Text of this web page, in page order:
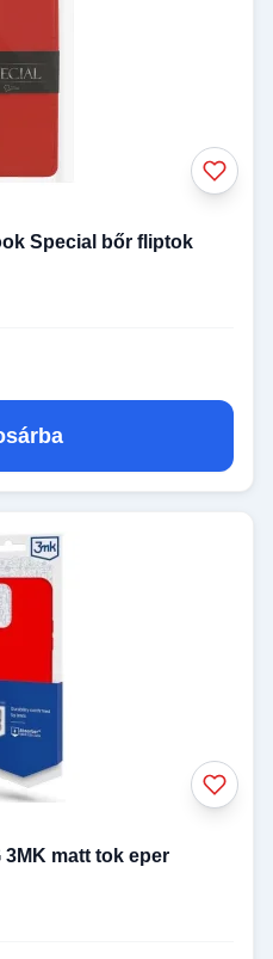
Special bőr fliptok
3MK matt tok eper